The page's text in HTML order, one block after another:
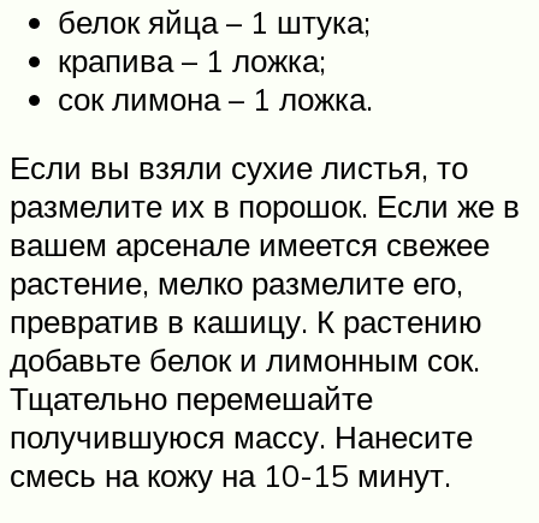
белок яйца – 1 штука;
крапива – 1 ложка;
сок лимона – 1 ложка.
Если вы взяли сухие листья, то
размелите их в порошок. Если же в
вашем арсенале имеется свежее
растение, мелко размелите его,
превратив в кашицу. К растению
добавьте белок и лимонным сок.
Тщательно перемешайте
получившуюся массу. Нанесите
смесь на кожу на 10-15 минут.